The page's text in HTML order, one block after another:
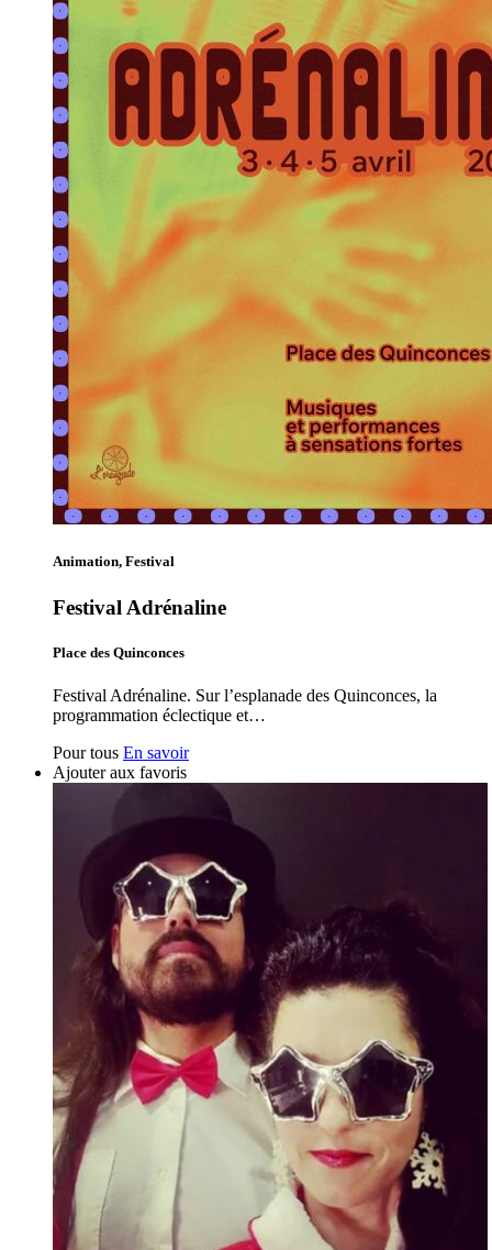
Animation, Festival
Festival Adrénaline
Place des Quinconces
Festival Adrénaline. Sur l’esplanade des Quinconces, la
programmation éclectique et…
Pour tous En savoir
Ajouter aux favoris